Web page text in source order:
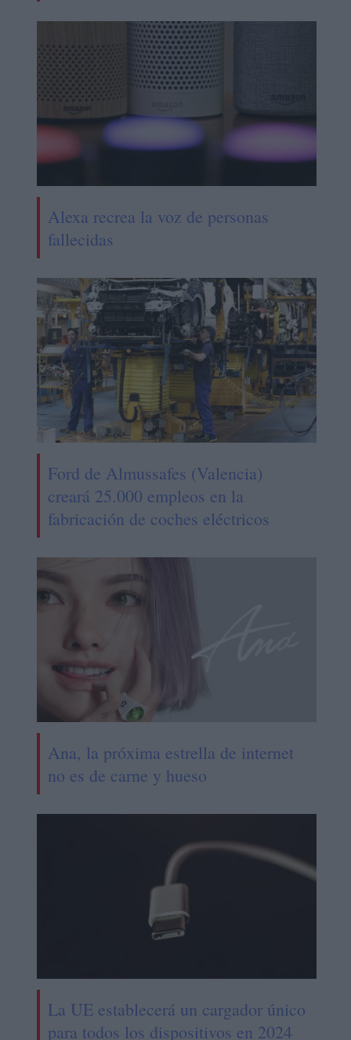
Alexa recrea la voz de personas
fallecidas
Ford de Almussafes (Valencia)
creará 25.000 empleos en la
fabricación de coches eléctricos
Ana, la próxima estrella de internet
no es de carne y hueso
La UE establecerá un cargador único
para todos los dispositivos en 2024